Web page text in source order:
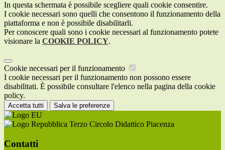
In questa schermata è possibile scegliere quali cookie consentire.
I cookie necessari sono quelli che consentono il funzionamento della
piattaforma e non è possibile disabilitarli.
Per conoscere quali sono i cookie necessari al funzionamento potete
visionare la COOKIE POLICY.
Cookie necessari per il funzionamento
I cookie necessari per il funzionamento non possono essere
disabilitati. È possibile consultare l'elenco nella pagina della cookie
policy.
Accetta tutti Salva le preferenze
Terzo Circolo Didattico Piacenza
Contatti